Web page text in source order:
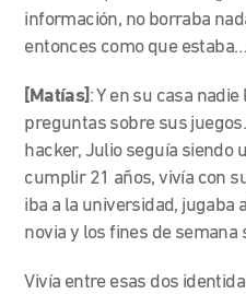
información, no borraba
entonces como que
[Matías] : Y en su casa
preguntas sobre sus
hacker, Julio seguía siendo
cumplir 21 años, vivía con
iba a la universidad, jugaba
novia y los fines de semana
Vivía entre esas dos